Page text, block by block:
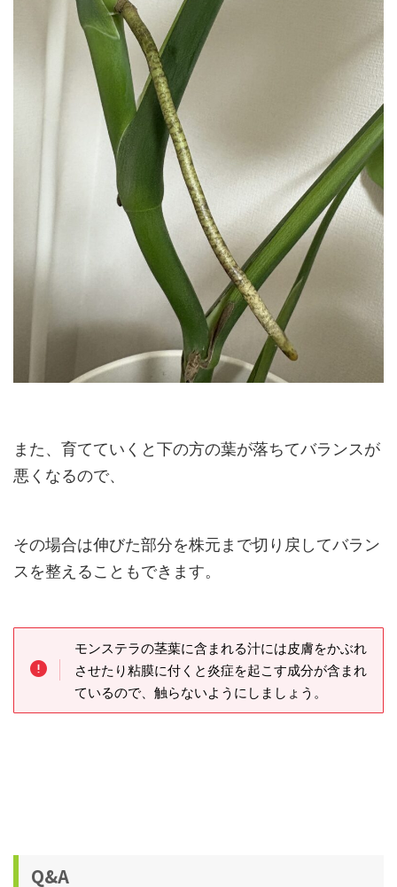
また、育てていくと下の方の葉が落ちてバランスが
悪くなるので、
その場合は伸びた部分を株元まで切り戻してバラン
スを整えることもできます。
モンステラの茎葉に含まれる汁には皮膚をかぶれ
させたり粘膜に付くと炎症を起こす成分が含まれ
ているので、触らないようにしましょう。
Q&A